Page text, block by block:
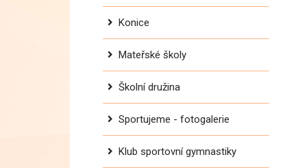
Konice
Mateřské školy
Školní družina
Sportujeme - fotogalerie
Klub sportovní gymnastiky